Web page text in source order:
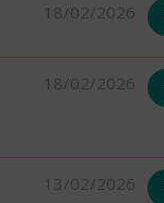
18/02/2026
18/02/2026
13/02/2026